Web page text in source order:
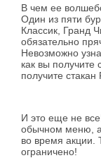
В чем ее
Один из пяти
Классик, Гранд
обязательно
Невозможно
как вы получите
получите
И это еще не
обычном меню, а
во время акции.
ограничено!